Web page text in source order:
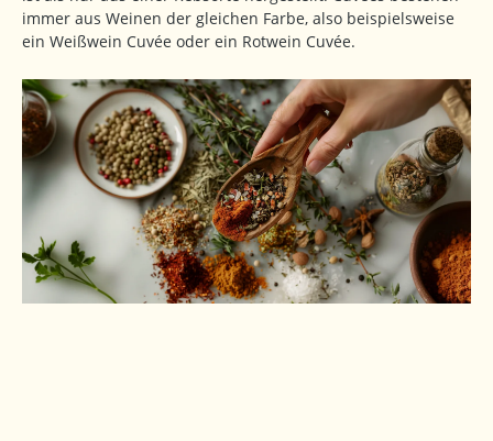
immer aus Weinen der gleichen Farbe, also beispielsweise
ein Weißwein Cuvée oder ein Rotwein Cuvée.